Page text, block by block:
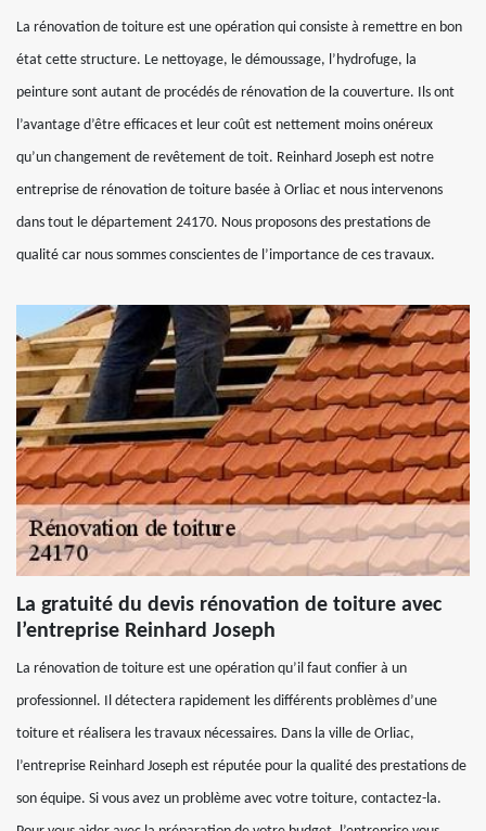
La rénovation de toiture est une opération qui consiste à remettre en bon
état cette structure. Le nettoyage, le démoussage, l’hydrofuge, la
peinture sont autant de procédés de rénovation de la couverture. Ils ont
l’avantage d’être efficaces et leur coût est nettement moins onéreux
qu’un changement de revêtement de toit. Reinhard Joseph est notre
entreprise de rénovation de toiture basée à Orliac et nous intervenons
dans tout le département 24170. Nous proposons des prestations de
qualité car nous sommes conscientes de l’importance de ces travaux.
La gratuité du devis rénovation de toiture avec
l’entreprise Reinhard Joseph
La rénovation de toiture est une opération qu’il faut confier à un
professionnel. Il détectera rapidement les différents problèmes d’une
toiture et réalisera les travaux nécessaires. Dans la ville de Orliac,
l’entreprise Reinhard Joseph est réputée pour la qualité des prestations de
son équipe. Si vous avez un problème avec votre toiture, contactez-la.